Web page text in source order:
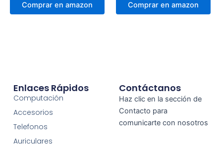
de
Comprar en amazon
de
Comprar en amazon
Enlaces Rápidos
Computación
Accesorios
Telefonos
Auriculares
Contáctanos
Haz clic en la sección de
Contacto para
comunicarte con nosotros